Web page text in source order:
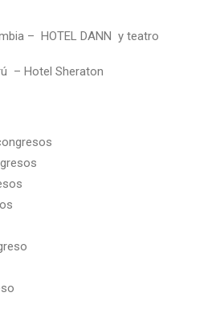
– HOTEL DANN y teatro
Hotel Sheraton